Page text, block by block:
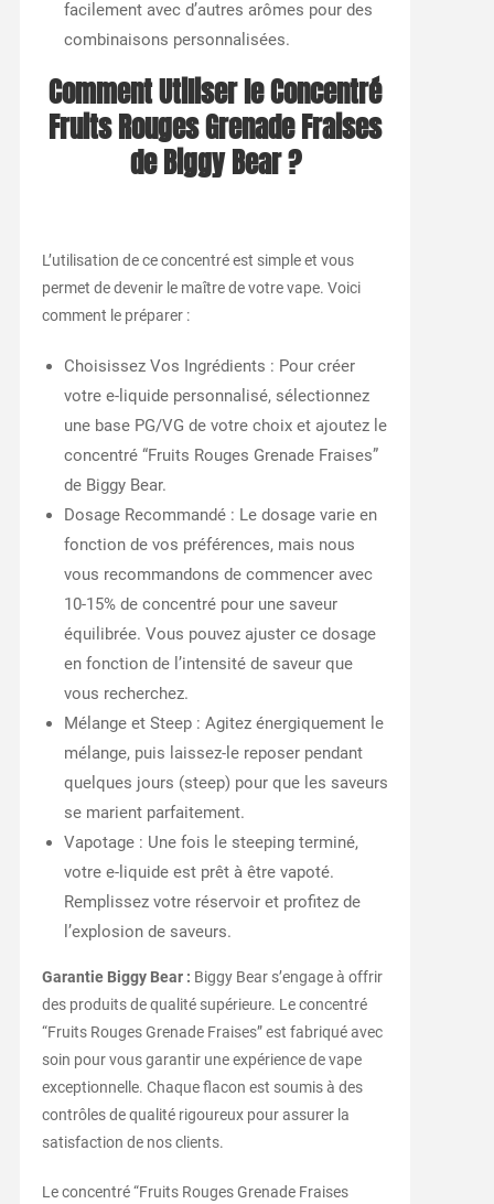
facilement avec d’autres arômes pour des
combinaisons personnalisées.
Comment Utiliser le Concentré
Fruits Rouges Grenade Fraises
de Biggy Bear ?
L’utilisation de ce concentré est simple et vous
permet de devenir le maître de votre vape. Voici
comment le préparer :
Choisissez Vos Ingrédients : Pour créer
votre e-liquide personnalisé, sélectionnez
une base PG/VG de votre choix et ajoutez le
concentré “Fruits Rouges Grenade Fraises”
de Biggy Bear.
Dosage Recommandé : Le dosage varie en
fonction de vos préférences, mais nous
vous recommandons de commencer avec
10-15% de concentré pour une saveur
équilibrée. Vous pouvez ajuster ce dosage
en fonction de l’intensité de saveur que
vous recherchez.
Mélange et Steep : Agitez énergiquement le
mélange, puis laissez-le reposer pendant
quelques jours (steep) pour que les saveurs
se marient parfaitement.
Vapotage : Une fois le steeping terminé,
votre e-liquide est prêt à être vapoté.
Remplissez votre réservoir et profitez de
l’explosion de saveurs.
Garantie Biggy Bear : Biggy Bear s’engage à offrir
des produits de qualité supérieure. Le concentré
“Fruits Rouges Grenade Fraises” est fabriqué avec
soin pour vous garantir une expérience de vape
exceptionnelle. Chaque flacon est soumis à des
contrôles de qualité rigoureux pour assurer la
satisfaction de nos clients.
Le concentré “Fruits Rouges Grenade Fraises